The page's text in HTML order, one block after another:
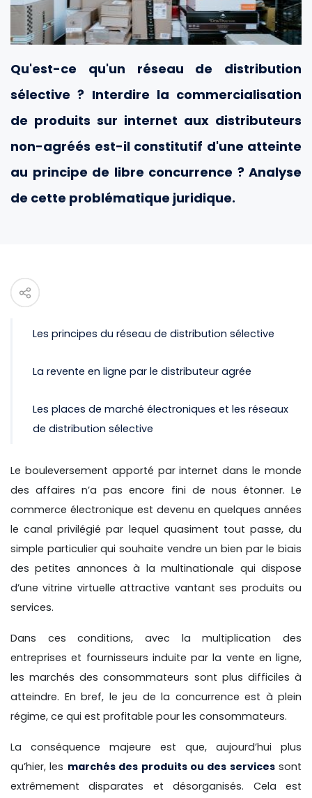
Qu'est-ce qu'un réseau de distribution
sélective ? Interdire la commercialisation
de produits sur internet aux distributeurs
non-agréés est-il constitutif d'une atteinte
au principe de libre concurrence ? Analyse
de cette problématique juridique.
Les principes du réseau de distribution sélective
La revente en ligne par le distributeur agrée
Les places de marché électroniques et les réseaux
de distribution sélective
Le bouleversement apporté par internet dans le monde
des affaires n’a pas encore fini de nous étonner. Le
commerce électronique est devenu en quelques années
le canal privilégié par lequel quasiment tout passe, du
simple particulier qui souhaite vendre un bien par le biais
des petites annonces à la multinationale qui dispose
d’une vitrine virtuelle attractive vantant ses produits ou
services.
Dans ces conditions, avec la multiplication des
entreprises et fournisseurs induite par la vente en ligne,
les marchés des consommateurs sont plus difficiles à
atteindre. En bref, le jeu de la concurrence est à plein
régime, ce qui est profitable pour les consommateurs.
La conséquence majeure est que, aujourd’hui plus
qu’hier, les marchés des produits ou des servicessont
extrêmement disparates et désorganisés. Cela est